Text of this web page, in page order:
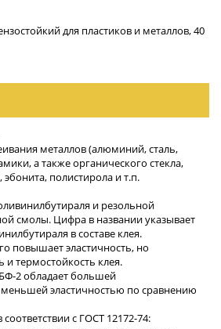
для пластиков и металлов, 40
металлов (алюминий, сталь,
а также органического стекла,
полистирола и т.п.
и резольной
смолы. Цифра в названии указывает
в составе клея.
повышает эластичность, но
термостойкость клея.
2 обладает большей
эластичностью по сравнению
с ГОСТ 12172-74: